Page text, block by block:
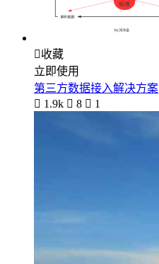
收藏
立即使用
第三方数据接入解决方案
 1.9k  8  1